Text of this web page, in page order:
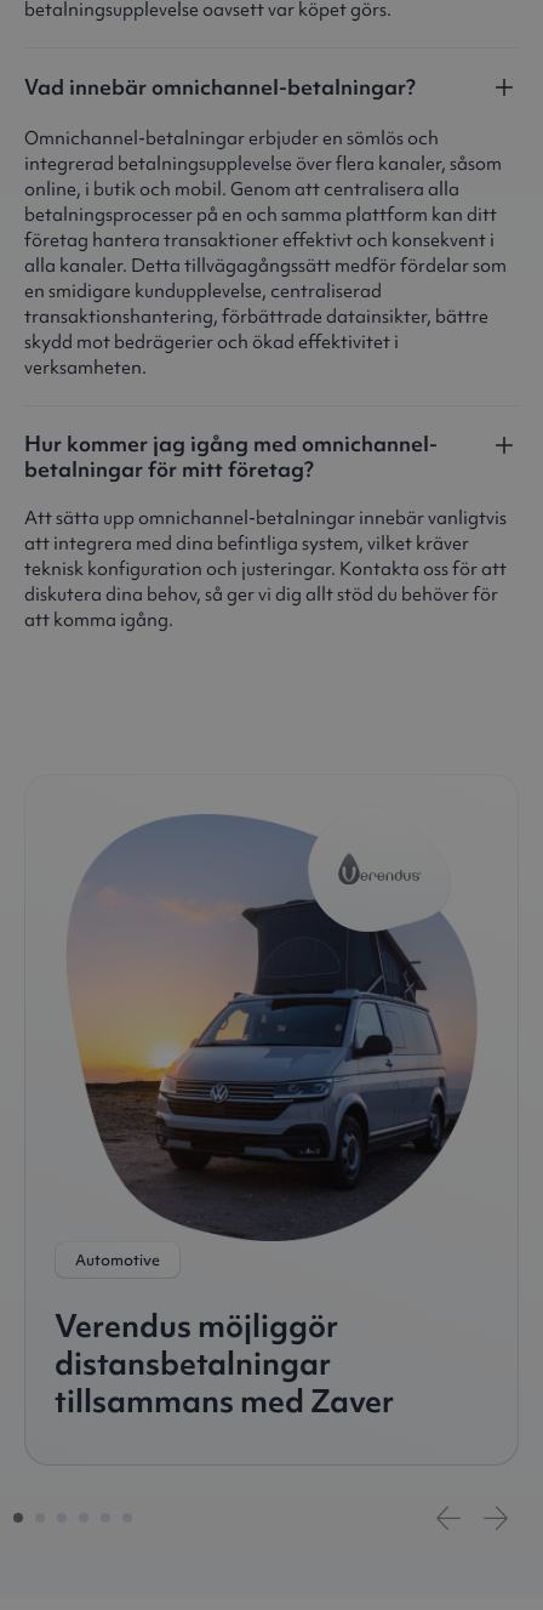
betalningsupplevelse oavsett var köpet görs.
Vad innebär omnichannel-betalningar?
Omnichannel-betalningar erbjuder en sömlös och
integrerad betalningsupplevelse över flera kanaler, såsom
online, i butik och mobil. Genom att centralisera alla
betalningsprocesser på en och samma plattform kan ditt
företag hantera transaktioner effektivt och konsekvent i
alla kanaler. Detta tillvägagångssätt medför fördelar som
en smidigare kundupplevelse, centraliserad
transaktionshantering, förbättrade datainsikter, bättre
skydd mot bedrägerier och ökad effektivitet i
verksamheten.
Hur kommer jag igång med omnichannel-
betalningar för mitt företag?
Att sätta upp omnichannel-betalningar innebär vanligtvis
att integrera med dina befintliga system, vilket kräver
teknisk konfiguration och justeringar. Kontakta oss för att
diskutera dina behov, så ger vi dig allt stöd du behöver för
att komma igång.
Automotive
Verendus möjliggör
distansbetalningar
tillsammans med Zaver